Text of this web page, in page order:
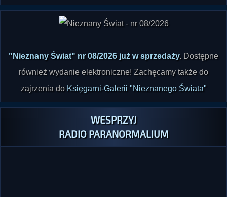
również wydanie elektroniczne! Zachęcamy także do
zajrzenia doKsięgarni-Galerii "Nieznanego Świata"
WESPRZYJ
RADIO PARANORMALIUM